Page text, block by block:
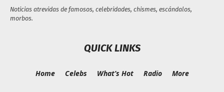
Noticias atrevidas de famosos, celebridades, chismes, escándalos,
morbos.
QUICK LINKS
Home Celebs What’s Hot Radio More